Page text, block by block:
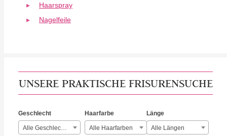
Haarspray
Nagelfeile
UNSERE PRAKTISCHE FRISURENSUCHE
Geschlecht
Alle Geschlechter
Haarfarbe
Alle Haarfarben
Länge
Alle Längen